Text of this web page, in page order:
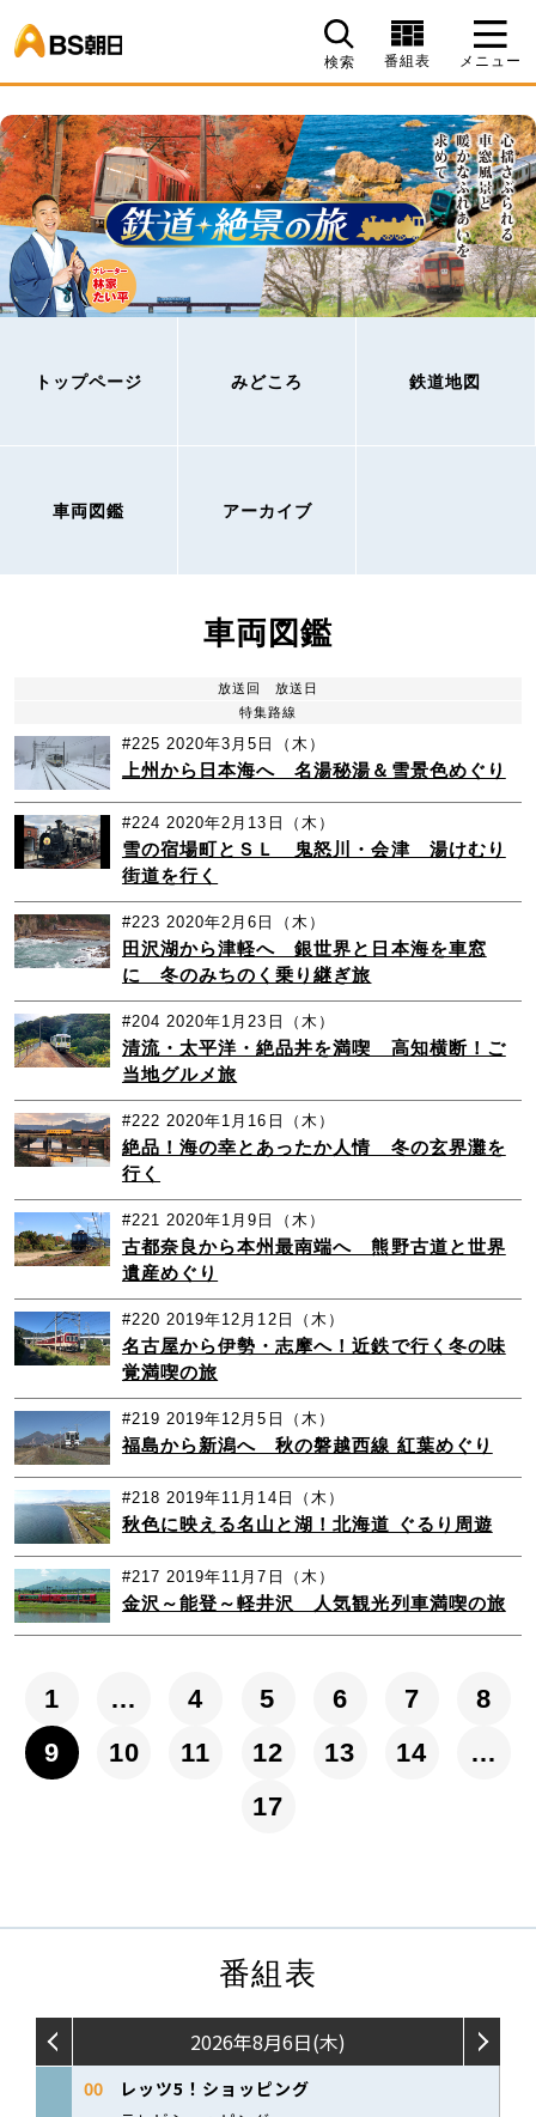
検索 番組表 メニュー
トップページ みどころ 鉄道地図
車両図鑑 アーカイブ
車両図鑑
放送回
放送日
特集路線
#225 2020年3月5日（木）
上州から日本海へ 名湯秘湯＆雪景色めぐり
#224 2020年2月13日（木）
雪の宿場町とＳＬ 鬼怒川・会津 湯けむり
街道を行く
#223 2020年2月6日（木）
田沢湖から津軽へ 銀世界と日本海を車窓
に 冬のみちのく乗り継ぎ旅
#204 2020年1月23日（木）
清流・太平洋・絶品丼を満喫 高知横断！ご
当地グルメ旅
#222 2020年1月16日（木）
絶品！海の幸とあったか人情 冬の玄界灘を
行く
#221 2020年1月9日（木）
古都奈良から本州最南端へ 熊野古道と世界
遺産めぐり
#220 2019年12月12日（木）
名古屋から伊勢・志摩へ！近鉄で行く冬の味
覚満喫の旅
#219 2019年12月5日（木）
福島から新潟へ 秋の磐越西線 紅葉めぐり
#218 2019年11月14日（木）
秋色に映える名山と湖！北海道 ぐるり周遊
#217 2019年11月7日（木）
金沢～能登～軽井沢 人気観光列車満喫の旅
1 … 4 5 6 7
8
9
10 11 12 13 14
…
17
番組表